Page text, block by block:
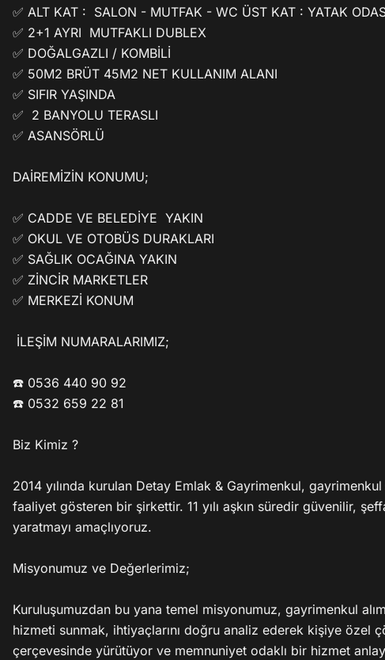
✅ ALT KAT :  SALON - MUTFAK - WC ÜST KAT : YATAK
✅ 2+1 AYRI  MUTFAKLI DUBLEX
✅ DOĞALGAZLI / KOMBİLİ
✅ 50M2 BRÜT 45M2 NET KULLANIM ALANI
✅ SIFIR YAŞINDA
✅  2 BANYOLU TERASLI
✅ ASANSÖRLÜ
DAİREMİZİN KONUMU;
✅ CADDE VE BELEDİYE  YAKIN
✅ OKUL VE OTOBÜS DURAKLARI
✅ SAĞLIK OCAĞINA YAKIN
✅ ZİNCİR MARKETLER
✅ MERKEZİ KONUM
☎️ 0536 440 90 92
☎️ 0532 659 22 81
Biz Kimiz ?
2014 yılında kurulan Detay Emlak & Gayrimenkul,
faaliyet gösteren bir şirkettir. 11 yılı aşkın süredir güvenilir,
yaratmayı amaçlıyoruz.
Misyonumuz ve Değerlerimiz;
Kuruluşumuzdan bu yana temel misyonumuz, gayrimenkul
hizmeti sunmak, ihtiyaçlarını doğru analiz ederek kişiye özel
çerçevesinde yürütüyor ve memnuniyet odaklı bir hizmet